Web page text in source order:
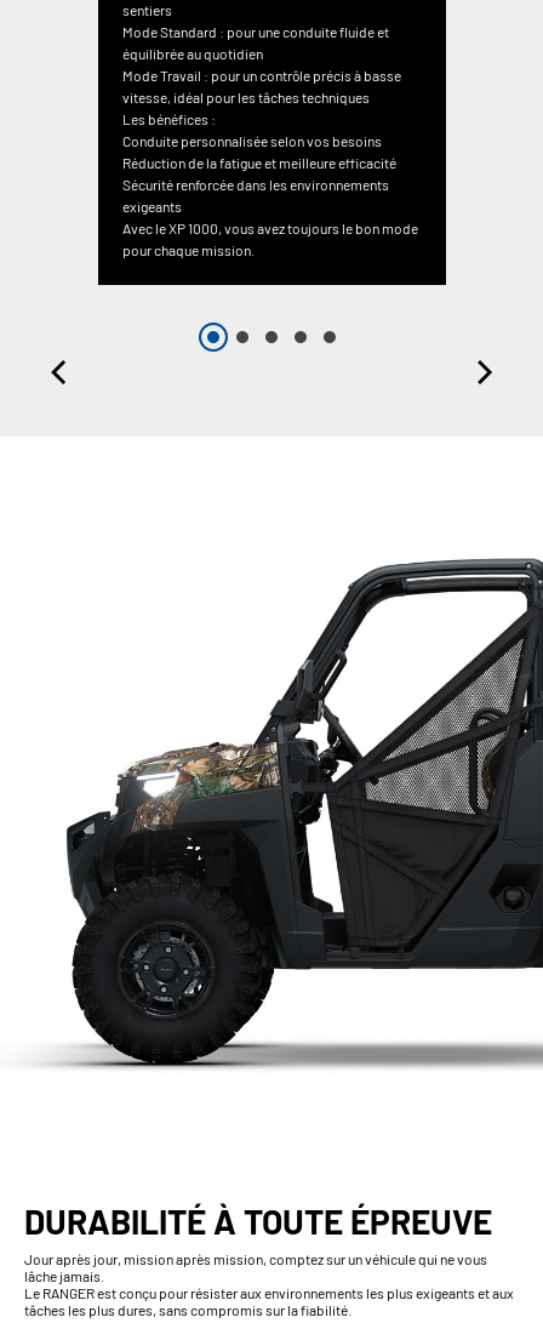
sentiers
Mode Standard : pour une conduite fluide et
équilibrée au quotidien
Mode Travail : pour un contrôle précis à basse
vitesse, idéal pour les tâches techniques
Les bénéfices :
Conduite personnalisée selon vos besoins
Réduction de la fatigue et meilleure efficacité
Sécurité renforcée dans les environnements
exigeants
Avec le XP 1000, vous avez toujours le bon mode
pour chaque mission.
DURABILITÉ À TOUTE ÉPREUVE
Jour après jour, mission après mission, comptez sur un véhicule qui ne vous
lâche jamais.
Le RANGER est conçu pour résister aux environnements les plus exigeants et aux
tâches les plus dures, sans compromis sur la fiabilité.